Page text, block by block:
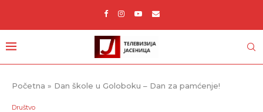
Početna » Dan škole u Goloboku – Dan za pamćenje!
Društvo